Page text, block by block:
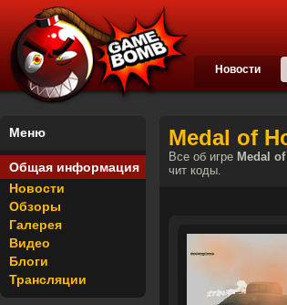
Новости
Меню
Общая информация
Новости
Обзоры
Галерея
Видео
Блоги
Трансляции
Medal of
Все об игре Medal
чит коды.